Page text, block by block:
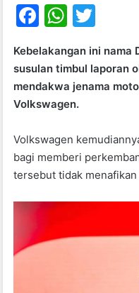
F
c
e
b
o
k
W
at
s
A
p
p
itt
er
Kebelakangan ini nama
susulan timbul laporan
mendakwa jenama
Volkswagen.
Volkswagen
bagi memberi
tersebut tidak